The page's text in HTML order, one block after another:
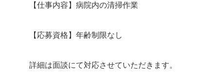
【仕事内容】病院内の清掃作業
【応募資格】年齢制限なし
詳細は面談にて対応させていただきます。